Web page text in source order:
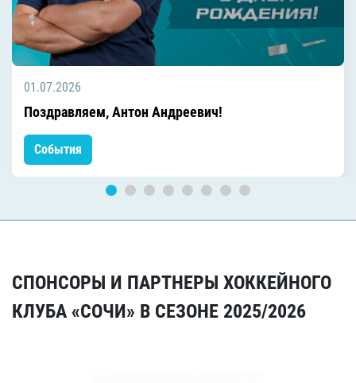
01.07.2026
Поздравляем, Антон Андреевич!
События
СПОНСОРЫ И ПАРТНЕРЫ ХОККЕЙНОГО
КЛУБА «СОЧИ» В СЕЗОНЕ 2025/2026